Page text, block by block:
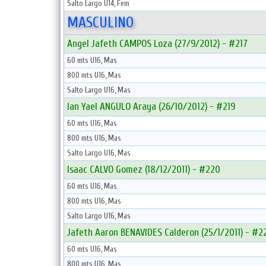
Salto Largo U14, Fem
MASCULINO
Angel Jafeth CAMPOS Loza (27/9/2012) - #217
60 mts U16, Mas
800 mts U16, Mas
Salto Largo U16, Mas
Ian Yael ANGULO Araya (26/10/2012) - #219
60 mts U16, Mas
800 mts U16, Mas
Salto Largo U16, Mas
Isaac CALVO Gomez (18/12/2011) - #220
60 mts U16, Mas
800 mts U16, Mas
Salto Largo U16, Mas
Jafeth Aaron BENAVIDES Calderon (25/1/2011) -
60 mts U16, Mas
800 mts U16, Mas